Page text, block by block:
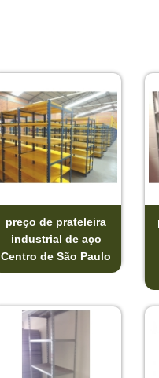
preço de prateleira
industrial de aço
Centro de São Paulo